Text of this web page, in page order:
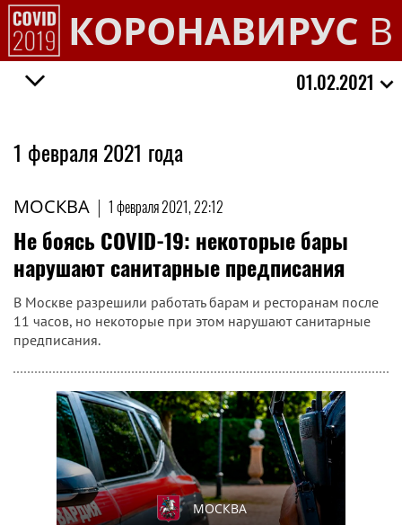
КОРОНАВИРУС
01.02.2021
1 февраля 2021 года
МОСКВА | 1 февраля 2021, 22:12
Не боясь COVID-19: некоторые бары
нарушают санитарные предписания
В Москве разрешили работать барам и ресторанам после
11 часов, но некоторые при этом нарушают санитарные
предписания.
МОСКВА